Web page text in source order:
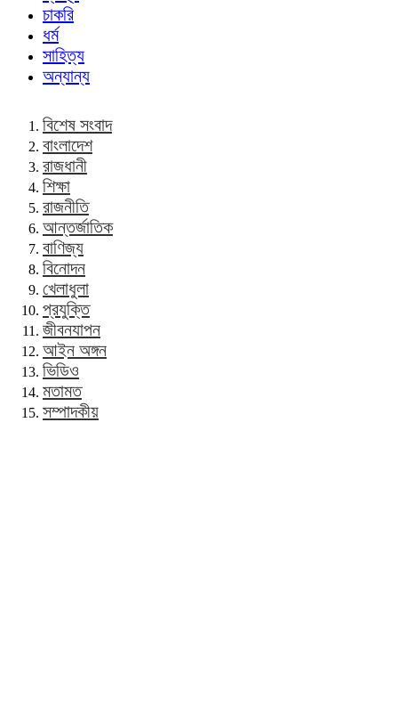
চাকরি
ধর্ম
সাহিত্য
অন্যান্য
বিশেষ সংবাদ
বাংলাদেশ
রাজধানী
শিক্ষা
রাজনীতি
আন্তর্জাতিক
বাণিজ্য
বিনোদন
খেলাধুলা
প্রযুক্তি
জীবনযাপন
আইন অঙ্গন
ভিডিও
মতামত
সম্পাদকীয়